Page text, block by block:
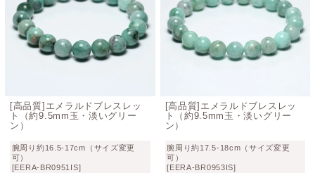
成分 Be3Al2Si6O18
モース
7.5～8
結晶系 六方晶系
原産地
コロンビア、ブラジル、ザンビア、ロシア、ジ
[高品質]エメラルドブレスレッ
ト（約9.5mm玉・淡いグリー
ン）
腕周り約16.5-17cm（サイズ変更
可）
[EERA-BR0951IS]
[高品質]エメラルドブレスレッ
ト（約9.5mm玉・淡いグリー
ン）
腕周り約17.5-18cm（サイズ変更
可）
[EERA-BR0953IS]